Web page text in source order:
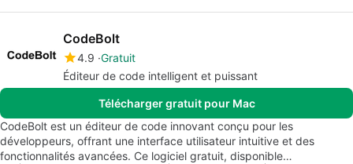
CodeBolt
4.9 Gratuit
Éditeur de code intelligent et puissant
Télécharger gratuit pour Mac
CodeBolt est un éditeur de code innovant conçu pour les
développeurs, offrant une interface utilisateur intuitive et des
fonctionnalités avancées. Ce logiciel gratuit, disponible…